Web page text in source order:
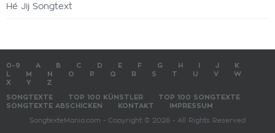
Hé Jij Songtext
0-9 A B C D E F G H J
K
M N O P Q R S T U V
W
X
Y Z
SONGTEXTE TOP 100 KÜNSTLER
TOP 100 SONGTEXTE
SONGTEXTE ABSCHICKEN
KONTAKT IMPRESSUM
SongtexteMania.com - Copyright © 2026 - All Rights Reserved